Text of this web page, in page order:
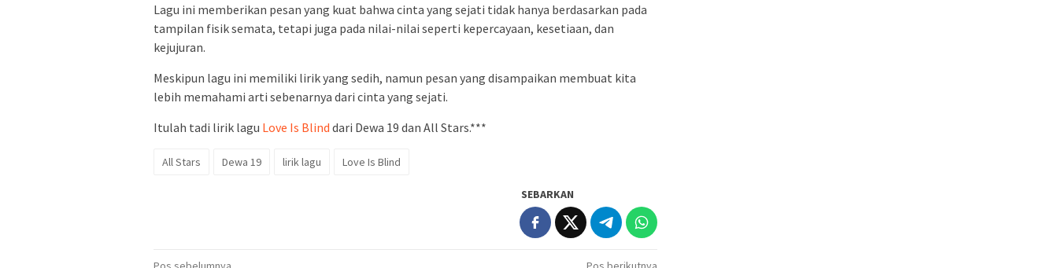
Lagu ini memberikan pesan yang kuat bahwa cinta yang sejati tidak hanya berdasarkan pada
tampilan fisik semata, tetapi juga pada nilai-nilai seperti kepercayaan, kesetiaan, dan
kejujuran.
Meskipun lagu ini memiliki lirik yang sedih, namun pesan yang disampaikan membuat kita
lebih memahami arti sebenarnya dari cinta yang sejati.
Itulah tadi lirik lagu Love Is Blind dari Dewa 19 dan All Stars.***
All Stars Dewa 19 lirik lagu Love Is Blind
SEBARKAN